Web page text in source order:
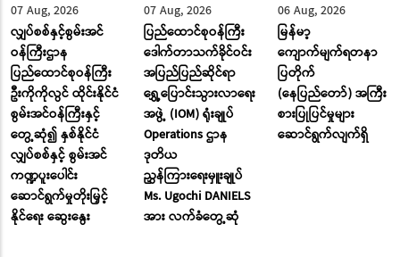
07 Aug, 2026
လျှပ်စစ်နှင့်စွမ်းအင်
ဝန်ကြီးဌာန
ပြည်ထောင်စုဝန်ကြီး
ဦးကိုကိုလွင် ထိုင်းနိုင်ငံ
စွမ်းအင်ဝန်ကြီးနှင့်
တွေ့ဆုံ၍ နှစ်နိုင်ငံ
လျှပ်စစ်နှင့် စွမ်းအင်
ကဏ္ဍပူးပေါင်း
ဆောင်ရွက်မှုတိုးမြှင့်
နိုင်ရေး ဆွေးနွေး
07 Aug, 2026
ပြည်ထောင်စုဝန်ကြီး
ဒေါက်တာသက်ခိုင်ဝင်း
အပြည်ပြည်ဆိုင်ရာ
ရွှေ့ပြောင်းသွားလာရေး
အဖွဲ့ (IOM) ရုံးချုပ်
Operations ဌာန
ဒုတိယ
ညွှန်ကြားရေးမှူးချုပ်
Ms. Ugochi DANIELS
အား လက်ခံတွေ့ဆုံ
06 Aug, 2026
မြန်မာ့
ကျောက်မျက်ရတနာ
ပြတိုက်
(နေပြည်တော်) အကြီး
စားပြုပြင်မှုများ
ဆောင်ရွက်လျက်ရှိ